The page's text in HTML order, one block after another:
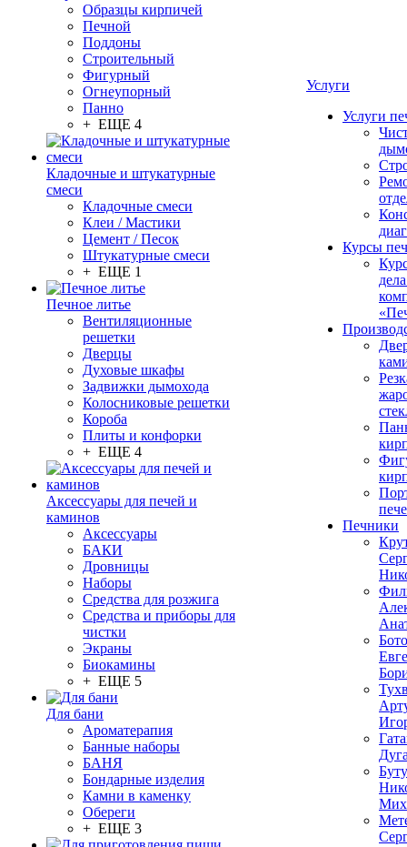
Образцы кирпичей
Печной
Поддоны
Строительный
Фигурный
Огнеупорный
Панно
+ ЕЩЕ 4
Кладочные и штукатурные
смеси
Кладочные смеси
Клеи / Мастики
Цемент / Песок
Штукатурные смеси
+ ЕЩЕ 1
Печное литье
Вентиляционные
решетки
Дверцы
Духовые шкафы
Задвижки дымохода
Колосниковые решетки
Короба
Плиты и конфорки
+ ЕЩЕ 4
Аксессуары для печей и
каминов
Аксессуары
БАКИ
Дровницы
Наборы
Средства для розжига
Средства и приборы для
чистки
Экраны
Биокамины
+ ЕЩЕ 5
Для бани
Ароматерапия
Банные наборы
БАНЯ
Бондарные изделия
Камни в каменку
Обереги
+ ЕЩЕ 3
Услуги
Услуги
Курсы
Печники